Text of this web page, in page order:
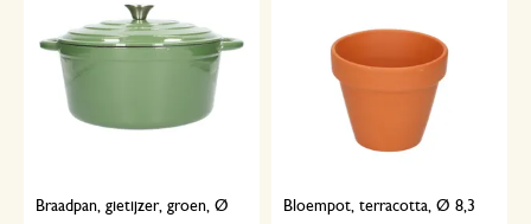
Braadpan, gietijzer, groen, Ø
Bloempot, terracotta, Ø 8,3